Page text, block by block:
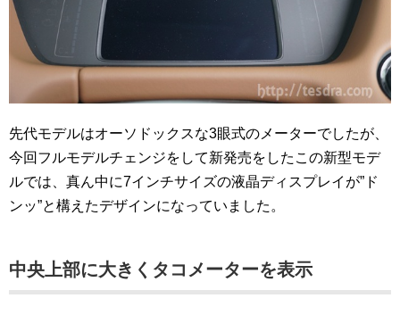
先代モデルはオーソドックスな3眼式のメーターでしたが、
今回フルモデルチェンジをして新発売をしたこの新型モデ
ルでは、真ん中に7インチサイズの液晶ディスプレイが”ド
ンッ”と構えたデザインになっていました。
中央上部に大きくタコメーターを表示